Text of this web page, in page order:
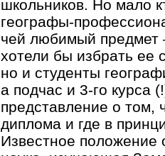
школьников. Но мало
географы-
чей любимый предмет
хотели бы избрать ее
но и студенты
а подчас и 3-го курса
представление о том,
диплома и где в
Известное положение